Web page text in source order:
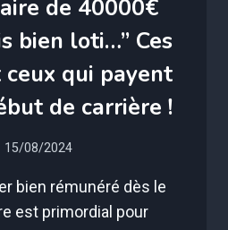
de 40000€
bien loti…” Ces
qui payent
de carrière !
15/08/2024
bien rémunéré dès le
est primordial pour